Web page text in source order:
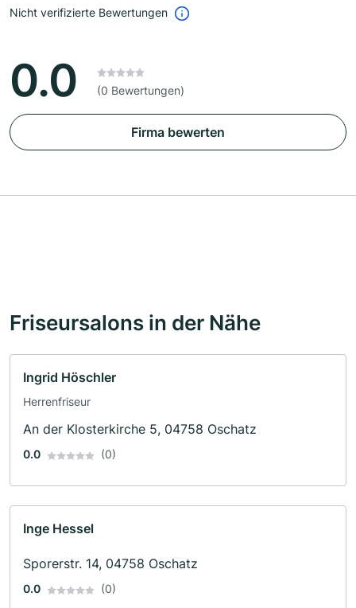
Nicht verifizierte Bewertungen
0.0 (0 Bewertungen)
Firma bewerten
Friseursalons in der Nähe
Ingrid Höschler
Herrenfriseur
An der Klosterkirche 5, 04758 Oschatz
0.0 (0)
Inge Hessel
Sporerstr. 14, 04758 Oschatz
0.0 (0)